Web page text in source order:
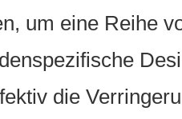
um eine Reihe
die